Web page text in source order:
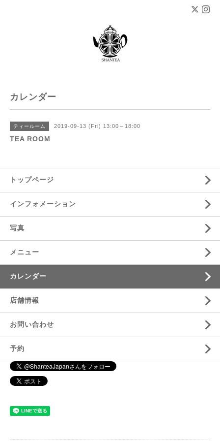
カレンダー
ティールーム 2019-09-13 (Fri) 13:00～18:00
TEA ROOM
トップページ
インフォメーション
写真
メニュー
カレンダー
店舗情報
お問い合わせ
予約